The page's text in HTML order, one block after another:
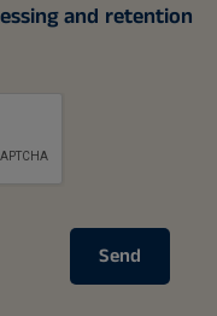
and retention
Send